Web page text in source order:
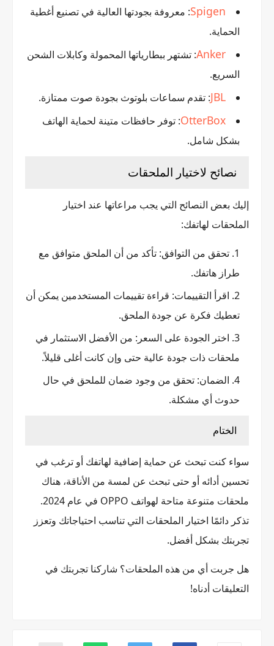
Spigen: معروفة بجودتها العالية في تصنيع أغطية
الحماية.
Anker: تشتهر ببطارياتها المحمولة وكابلات الشحن
السريع.
JBL: تقدم سماعات بلوتوث بجودة صوت ممتازة.
OtterBox: توفر حافظات متينة لحماية الهاتف
بشكل شامل.
نصائح لاختيار الملحقات
إليك بعض النصائح التي يجب مراعاتها عند اختيار
الملحقات لهاتفك:
تحقق من التوافق: تأكد من أن الملحق متوافق مع
طراز هاتفك.
اقرأ التقييمات: قراءة تقييمات المستخدمين يمكن أن
تعطيك فكرة عن جودة الملحق.
اختر الجودة على السعر: من الأفضل الاستثمار في
ملحقات ذات جودة عالية حتى وإن كانت أغلى قليلاً.
الضمان: تحقق من وجود ضمان للملحق في حال
حدوث أي مشكلة.
الختام
سواء كنت تبحث عن حماية إضافية لهاتفك أو ترغب في
تحسين أدائه أو حتى تبحث عن لمسة من الأناقة، هناك
ملحقات متنوعة متاحة لهواتف OPPO في عام 2024.
تذكر دائمًا اختيار الملحقات التي تناسب احتياجاتك وتعزز
تجربتك بشكل أفضل.
هل جربت أي من هذه الملحقات؟ شاركنا تجربتك في
التعليقات أدناه!